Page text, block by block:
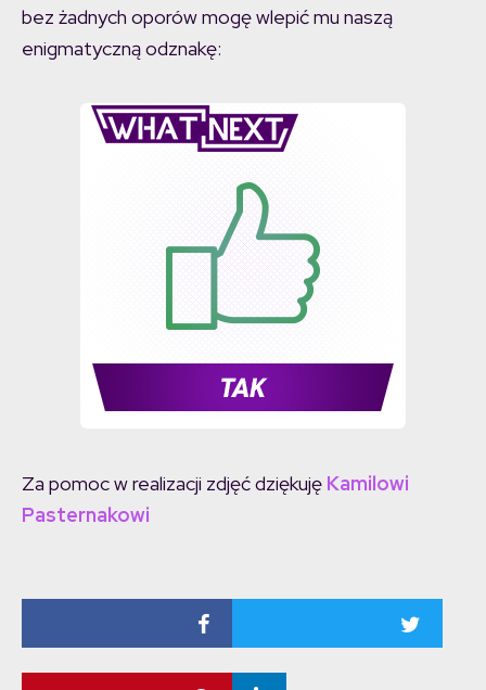
bez żadnych oporów mogę wlepić mu naszą
enigmatyczną odznakę:
Za pomoc w realizacji zdjęć dziękuję Kamilowi
Pasternakowi